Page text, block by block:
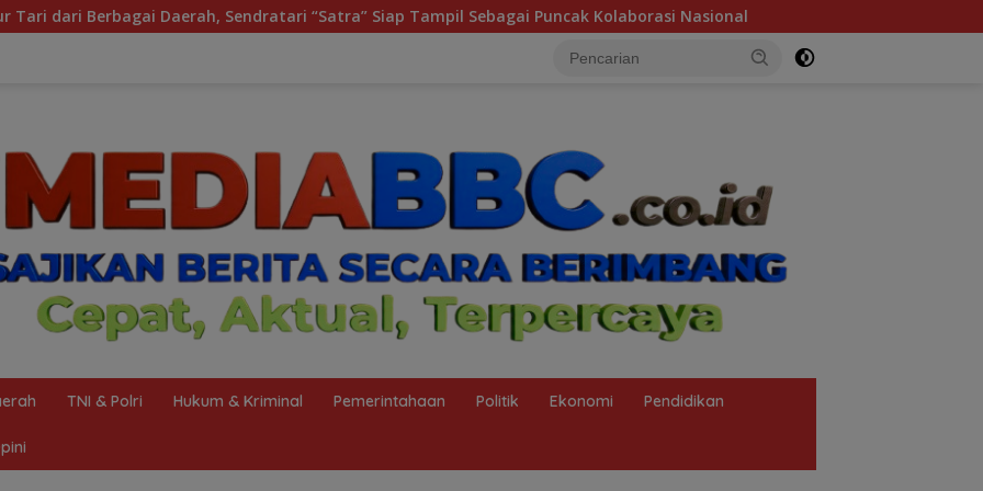
“Satra” Siap Tampil Sebagai Puncak Kolaborasi Nasional Pengurus Yayasan Perguruan Ksatrya Lima Satu
TNI & Polri Hukum & Kriminal Pemerintahaan Politik Ekonomi Pendidikan